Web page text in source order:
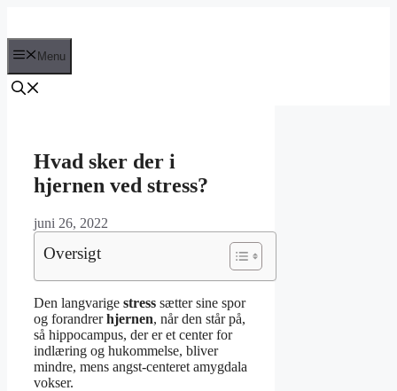
Menu
Hvad sker der i
hjernen ved stress?
juni 26, 2022
Oversigt
Den langvarige stress sætter sine spor
og forandrerhjernen, når den står på,
så hippocampus, der er et center for
indlæring og hukommelse, bliver
mindre, mens angst-centeret amygdala
vokser.